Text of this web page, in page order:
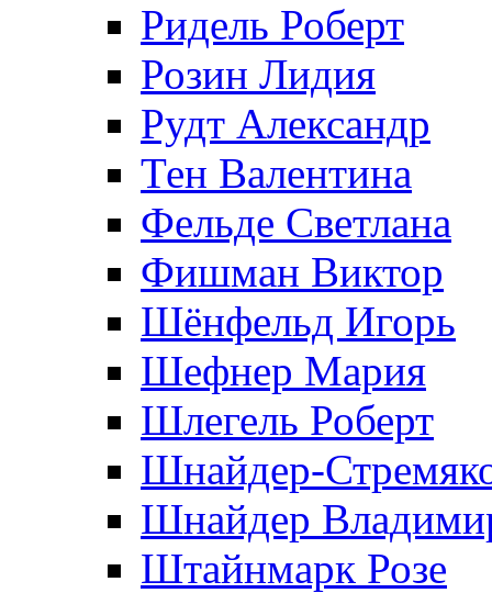
Ридель Роберт
Розин Лидия
Рудт Александр
Тен Валентина
Фельде Светлана
Фишман Виктор
Шёнфельд Игорь
Шефнер Мария
Шлегель Роберт
Шнайдер-
Шнайдер
Штайнмарк Розe